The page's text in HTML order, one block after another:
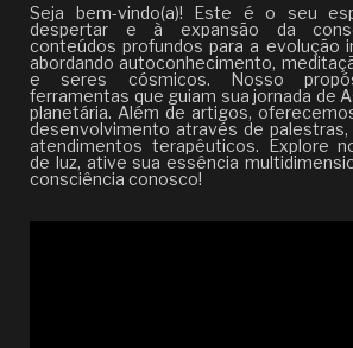
Seja bem-vindo(a)! Este é o seu
despertar e à expansão da
conteúdos profundos para a evolução
abordando autoconhecimento,
e seres cósmicos. Nosso
ferramentas que guiam sua jornada de
planetária. Além de artigos,
desenvolvimento através de
atendimentos terapêuticos. Explore
de luz, ative sua essência
consciência conosco!